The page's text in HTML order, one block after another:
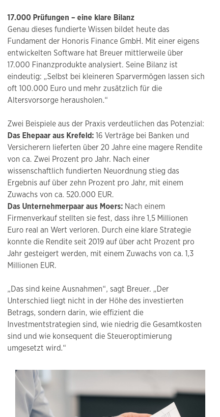
17.000 Prüfungen – eine klare Bilanz
Genau dieses fundierte Wissen bildet heute das
Fundament der Honoris Finance GmbH. Mit einer eigens
entwickelten Software hat Breuer mittlerweile über
17.000 Finanzprodukte analysiert. Seine Bilanz ist
eindeutig: „Selbst bei kleineren Sparvermögen lassen sich
oft 100.000 Euro und mehr zusätzlich für die
Altersvorsorge herausholen.“
Zwei Beispiele aus der Praxis verdeutlichen das Potenzial:
Das Ehepaar aus Krefeld: 16 Verträge bei Banken und
Versicherern lieferten über 20 Jahre eine magere Rendite
von ca. Zwei Prozent pro Jahr. Nach einer
wissenschaftlich fundierten Neuordnung stieg das
Ergebnis auf über zehn Prozent pro Jahr, mit einem
Zuwachs von ca. 520.000 EUR.
Das Unternehmerpaar aus Moers: Nach einem
Firmenverkauf stellten sie fest, dass ihre 1,5 Millionen
Euro real an Wert verloren. Durch eine klare Strategie
konnte die Rendite seit 2019 auf über acht Prozent pro
Jahr gesteigert werden, mit einem Zuwachs von ca. 1,3
Millionen EUR.
„Das sind keine Ausnahmen“, sagt Breuer. „Der
Unterschied liegt nicht in der Höhe des investierten
Betrags, sondern darin, wie effizient die
Investmentstrategien sind, wie niedrig die Gesamtkosten
sind und wie konsequent die Steueroptimierung
umgesetzt wird.“